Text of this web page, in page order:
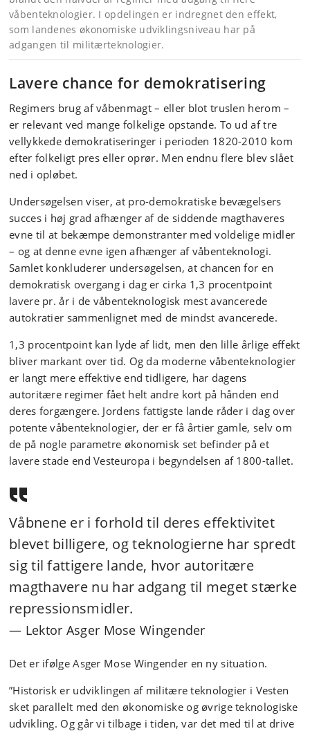
våbenteknologier. I opdelingen er indregnet den effekt,
som landenes økonomiske udviklingsniveau har på
adgangen til militærteknologier.
Lavere chance for demokratisering
Regimers brug af våbenmagt – eller blot truslen herom –
er relevant ved mange folkelige opstande. To ud af tre
vellykkede demokratiseringer i perioden 1820-2010 kom
efter folkeligt pres eller oprør. Men endnu flere blev slået
ned i opløbet.
Undersøgelsen viser, at pro-demokratiske bevægelsers
succes i høj grad afhænger af de siddende magthaveres
evne til at bekæmpe demonstranter med voldelige midler
– og at denne evne igen afhænger af våbenteknologi.
Samlet konkluderer undersøgelsen, at chancen for en
demokratisk overgang i dag er cirka 1,3 procentpoint
lavere pr. år i de våbenteknologisk mest avancerede
autokratier sammenlignet med de mindst avancerede.
1,3 procentpoint kan lyde af lidt, men den lille årlige effekt
bliver markant over tid. Og da moderne våbenteknologier
er langt mere effektive end tidligere, har dagens
autoritære regimer fået helt andre kort på hånden end
deres forgængere. Jordens fattigste lande råder i dag over
potente våbenteknologier, der er få årtier gamle, selv om
de på nogle parametre økonomisk set befinder på et
lavere stade end Vesteuropa i begyndelsen af 1800-tallet.
Våbnene er i forhold til deres effektivitet
blevet billigere, og teknologierne har spredt
sig til fattigere lande, hvor autoritære
magthavere nu har adgang til meget stærke
repressionsmidler.
Lektor Asger Mose Wingender
Det er ifølge Asger Mose Wingender en ny situation.
”Historisk er udviklingen af militære teknologier i Vesten
sket parallelt med den økonomiske og øvrige teknologiske
udvikling. Og går vi tilbage i tiden, var det med til at drive